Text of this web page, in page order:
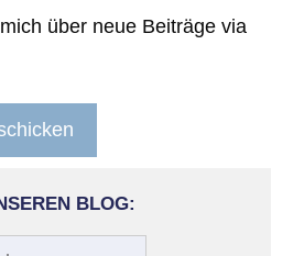
über neue Beiträge via
BLOG: